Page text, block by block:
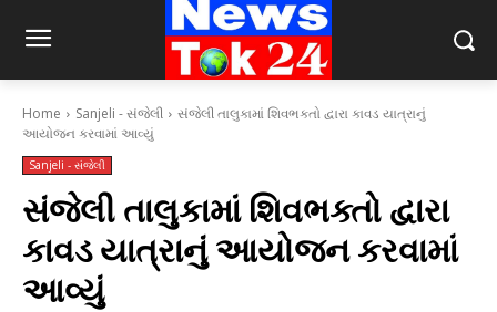
Home Sanjeli - સંજેલી
સંજેલી તાલુકામાં શિવભક્તો દ્વારા કાવડ યાત્રાનું
આયોજન કરવામાં આવ્યું
Sanjeli - સંજેલી
સંજેલી તાલુકામાં શિવભક્તો દ્વારા
કાવડ યાત્રાનું આયોજન કરવામાં
આવ્યું